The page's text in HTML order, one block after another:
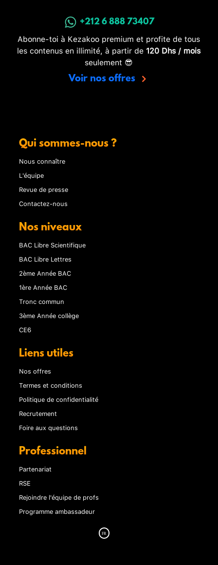
+212 6 888 73407
Abonne-toi à Kezakoo premium et profite de tous
les contenus en illimité, à partir de 120 Dhs / mois
seulement 😎
Voir nos offres
Qui sommes-nous ?
Nous connaître
L'équipe
Revue de presse
Contactez-nous
Nos niveaux
BAC Libre Scientifique
BAC Libre Lettres
2ème Année BAC
1ère Année BAC
Tronc commun
3ème Année collège
CE6
Liens utiles
Nos offres
Termes et conditions
Politique de confidentialité
Recrutement
Foire aux questions
Professionnel
Partenariat
RSE
Rejoindre l'équipe de profs
Programme ambassadeur